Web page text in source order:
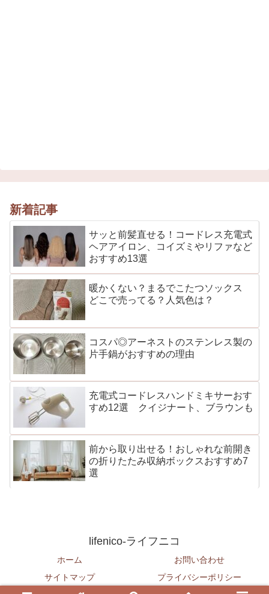
新着記事
サッと前髪直せる！コードレス充電式
ヘアアイロン、コイズミやリファなど
おすすめ13選
暖かくない？まるでこたつソックス
どこで売ってる？人気色は？
コスパ◎アーネストのステンレス製の
片手鍋がおすすめの理由
充電式コードレスハンドミキサーおす
すめ12選 クイジナート、ブラウンも
前から取り出せる！おしゃれな前開き
の折りたたみ収納ボックスおすすめ7
選
lifenico-ライフニコ
ホーム
お問い合わせ
サイトマップ
プライバシーポリシー